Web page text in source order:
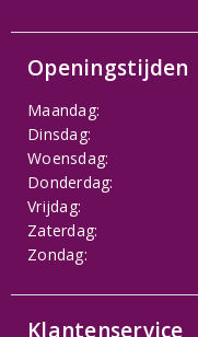
Openingstijden
Maandag:
Dinsdag:
Woensdag:
Donderdag:
Vrijdag:
Zaterdag:
Zondag:
Klantenservice